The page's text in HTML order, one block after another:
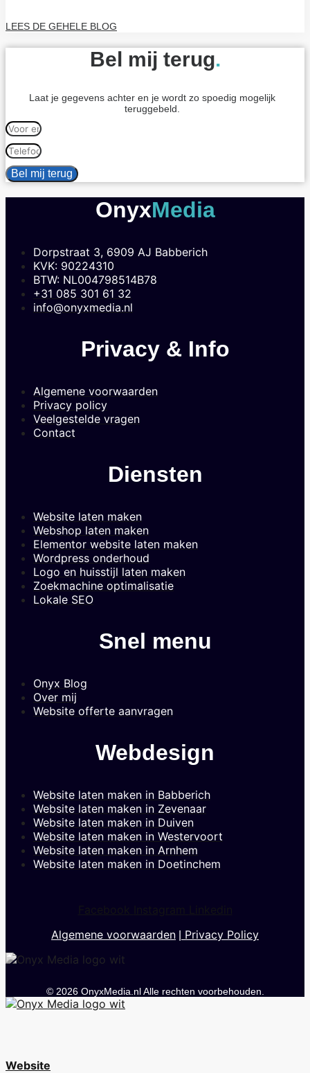
LEES DE GEHELE BLOG
Bel mij terug.
Laat je gegevens achter en je wordt zo spoedig mogelijk
teruggebeld.
Bel mij terug
OnyxMedia
Dorpstraat 3, 6909 AJ Babberich
KVK: 90224310
BTW: NL004798514B78
+31 085 301 61 32
info@onyxmedia.nl
Privacy & Info
Algemene voorwaarden
Privacy policy
Veelgestelde vragen
Contact
Diensten
Website laten maken
Webshop laten maken
Elementor website laten maken
Wordpress onderhoud
Logo en huisstijl laten maken
Zoekmachine optimalisatie
Lokale SEO
Snel menu
Onyx Blog
Over mij
Website offerte aanvragen
Webdesign
Website laten maken in Babberich
Website laten maken in Zevenaar
Website laten maken in Duiven
Website laten maken in Westervoort
Website laten maken in Arnhem
Website laten maken in Doetinchem
Algemene voorwaarden
Privacy Policy
© 2026 OnyxMedia.nl Alle rechten voorbehouden.
Website